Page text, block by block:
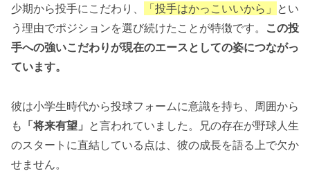
少期から投手にこだわり、
「投手はかっこいいから」 とい
う理由でポジションを選び続けたことが特徴です。 この投
手への強いこだわりが現在のエースとしての姿につながっ
ています。
彼は小学生時代から投球フォームに意識を持ち、周囲から
も 「将来有望」 と言われていました。兄の存在が野球人生
のスタートに直結している点は、彼の成長を語る上で欠か
せません。